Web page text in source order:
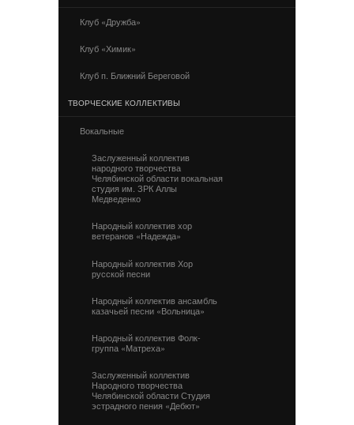
Клуб «Дружба»
Клуб «Химик»
Клуб п. Ближний Береговой
ТВОРЧЕСКИЕ КОЛЛЕКТИВЫ
Вокальные
Заслуженный коллектив
народного творчества
Челябинской области вокальная
студия им. ЗРК Аллы
Медведенко
Народный коллектив хор
ветеранов «Надежда»
Народный коллектив Хор
русской песни
Народный коллектив ансамбль
казачьей песни «Вольница»
Народный коллектив Фолк-
группа «Матреха»
Заслуженный коллектив
Народного творчества
Челябинской области Студия
эстрадного пения «Дебют»